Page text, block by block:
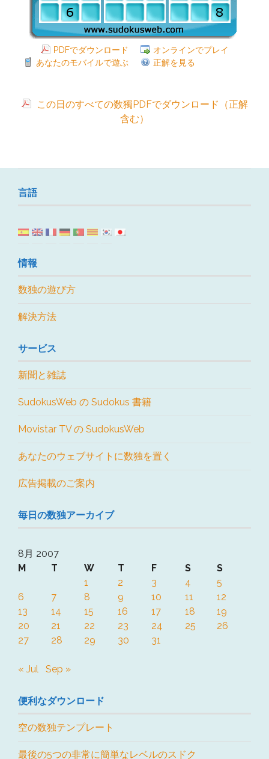
PDFでダウンロード
オンラインでプレイ
あなたのモバイルで遊ぶ
正解を見る
この日のすべての数獨PDFでダウンロード（正解
含む）
言語
情報
数独の遊び方
解決方法
サービス
新聞と雑誌
SudokusWeb の Sudokus 書籍
Movistar TV の SudokusWeb
あなたのウェブサイトに数独を置く
広告掲載のご案内
毎日の数独アーカイブ
8月 2007
M
T W T F S
S
1
2 3 4
5
6
7 8 9 10 11
12
13
14 15 16 17 18
19
20
21 22 23 24 25
26
27
28 29 30 31
« Jul Sep »
便利なダウンロード
空の数独テンプレート
最後の5つの非常に簡単なレベルのスドク